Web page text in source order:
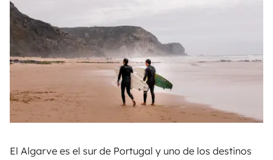
El Algarve es el sur de Portugal y uno de los destinos